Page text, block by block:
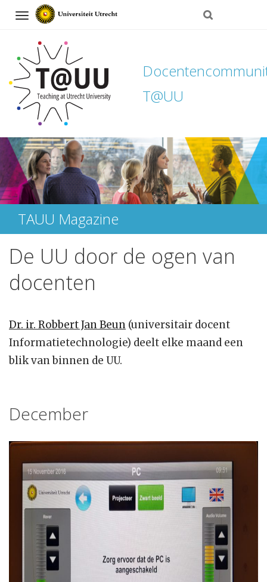
Navigation
T@UU
Direct
naar
het
inhoud
TAUU Magazine
De UU door de ogen van
docenten
Dr. ir. Robbert Jan Beun (universitair docent
Informatietechnologie) deelt elke maand een
blik van binnen de UU.
December